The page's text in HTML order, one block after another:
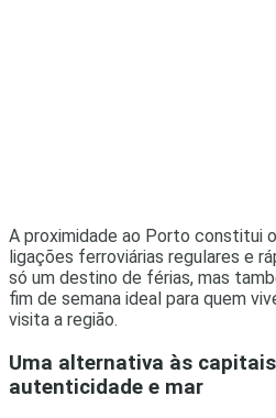
A proximidade ao Porto constitui
ligações ferroviárias regulares e
só um destino de férias, mas
fim de semana ideal para quem
visita a região.
Uma alternativa às
autenticidade e mar